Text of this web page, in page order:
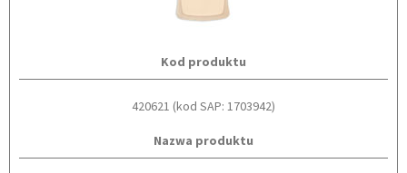
Kod produktu
420621 (kod SAP: 1703942)
Nazwa produktu